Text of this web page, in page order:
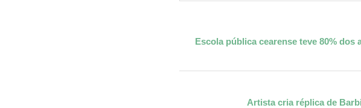
Escola pública cearense teve 80%
Artista cria réplica de